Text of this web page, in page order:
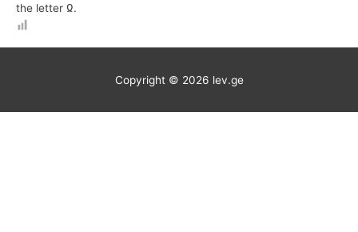
the letter Ჲ.
Copyright © 2026 lev.ge